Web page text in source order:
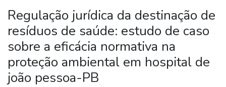
Regulação jurídica da destinação de
resíduos de saúde: estudo de caso
sobre a eficácia normativa na
proteção ambiental em hospital de
joão pessoa-PB